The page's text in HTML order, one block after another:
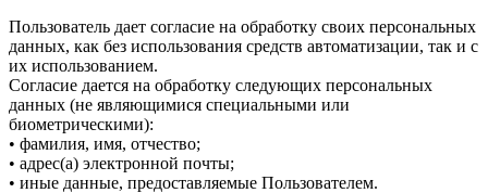
Пользователь дает согласие на обработку своих персональных
данных, как без использования средств автоматизации, так и с
их использованием.
Согласие дается на обработку следующих персональных
данных (не являющимися специальными или
биометрическими):
• фамилия, имя, отчество;
• адрес(а) электронной почты;
• иные данные, предоставляемые Пользователем.